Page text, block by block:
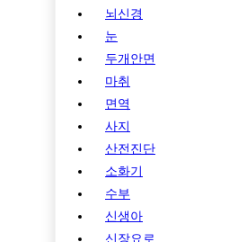
뇌신경
눈
두개안면
마취
면역
사지
산전진단
소화기
수부
신생아
신장요로